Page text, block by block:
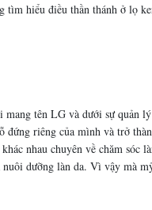
tìm hiểu điều thần thánh ở lọ
tên LG và dưới sự quản
riêng của mình và trở
nhau chuyên về chăm sóc
dưỡng làn da. Vì vậy mà